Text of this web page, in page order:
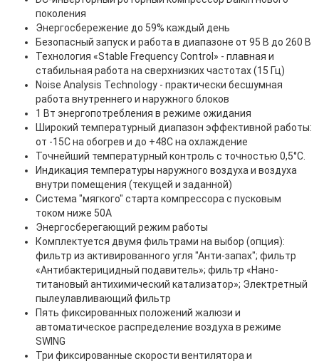
поколения
Энергосбережение до 59% каждый день
Безопасный запуск и работа в диапазоне от 95 В до 260 В
Технология «Stable Frequency Control» - плавная и
стабильная работа на сверхнизких частотах (15 Гц)
Noise Analysis Technology - практически бесшумная
работа внутреннего и наружного блоков
1 Вт энергопотребления в режиме ожидания
Широкий температурный диапазон эффективной работы:
от -15С на обогрев и до +48С на охлаждение
Точнейший температурный контроль с точностью 0,5°C.
Индикация температуры наружного воздуха и воздуха
внутри помещения (текущей и заданной)
Система "мягкого" старта компрессора с пусковым
током ниже 50А
Энергосберегающий режим работы
Комплектуется двумя фильтрами на выбор (опция):
фильтр из активированного угля "Анти-запах"; фильтр
«Антибактерицидный подавитель»; фильтр «Нано-
титановый антихимический катализатор»; Электретный
пылеулавливающий фильтр
Пять фиксированных положений жалюзи и
автоматическое распределение воздуха в режиме
SWING
Три фиксированные скорости вентилятора и